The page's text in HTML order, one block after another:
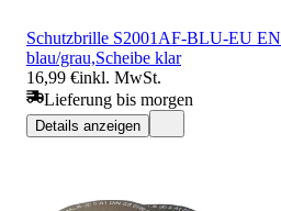
Schutzbrille S2001AF-BLU-EU
blau/grau,Scheibe klar
16,99 €inkl. MwSt.
Lieferung bis morgen
Details anzeigen